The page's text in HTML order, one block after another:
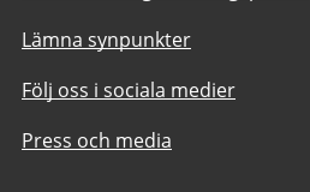
Lämna synpunkter
Följ oss i sociala medier
Press och media